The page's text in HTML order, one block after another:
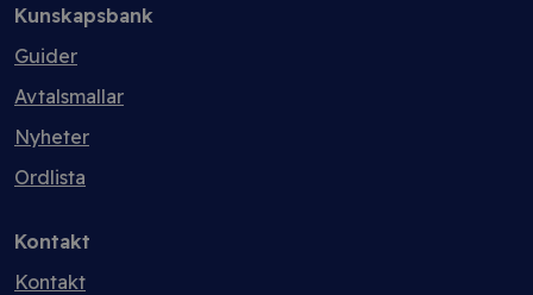
Kunskapsbank
Guider
Avtalsmallar
Nyheter
Ordlista
Kontakt
Kontakt